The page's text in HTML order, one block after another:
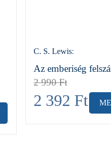
C. S. Lewis:
Az emberiség
2 990Ft
2 392 Ft